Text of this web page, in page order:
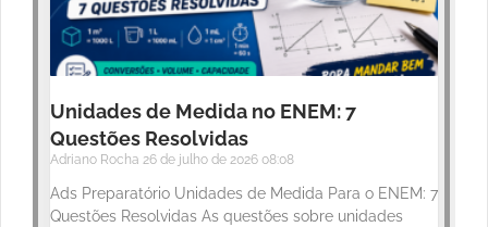
Unidades de Medida no ENEM: 7
Questões Resolvidas
Adriano Rocha 26 de julho de 2026 08:08
Ads Preparatório Unidades de Medida Para o ENEM: 7
Questões Resolvidas As questões sobre unidades